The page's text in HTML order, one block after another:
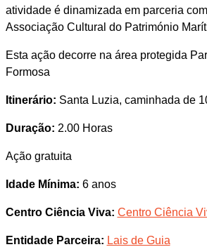
atividade é dinamizada em parceria
Associação Cultural do Património
Esta ação decorre na área protegida
Formosa
Itinerário: Santa Luzia, caminhada de
Duração: 2.00 Horas
Ação gratuita
Idade Mínima: 6 anos
Centro Ciência Viva: Centro Ciência
Entidade Parceira: Lais de Guia